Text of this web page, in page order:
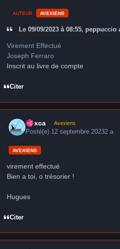
AUTEUR AVEXIENS
Le 09/09/2023 à 08:55, peppuccio
Virement Effectué
Joseph Ferraro
Inscrit au livre de compte
Citer
hoxca Avexiens
Posté(e) 12 septembre 20232 a
AVEXIENS
virement effectué
Bien a toi, o trésorier !
Hugues
Citer